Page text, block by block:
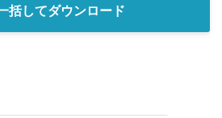
括してダウンロード